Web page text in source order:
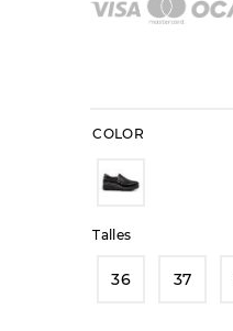
COLOR
Talles
36 37